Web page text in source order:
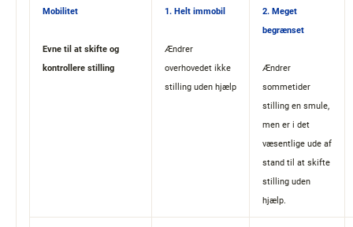
Mobilitet
Evne til at skifte og
kontrollere stilling​
​1. Helt immobil
Ændrer
overhovedet ikke
stilling uden hjælp
​2. Meget
begrænset
Ændrer
sommetider
stilling en smule,
men er i det
væsentlige ude af
stand til at skifte
stilling uden
hjælp.